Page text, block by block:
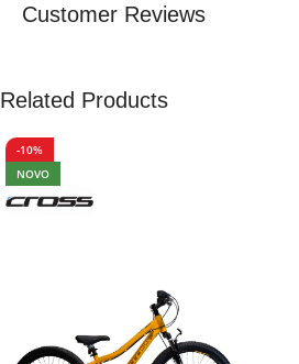
Customer Reviews
Related Products
-10%
NOVO